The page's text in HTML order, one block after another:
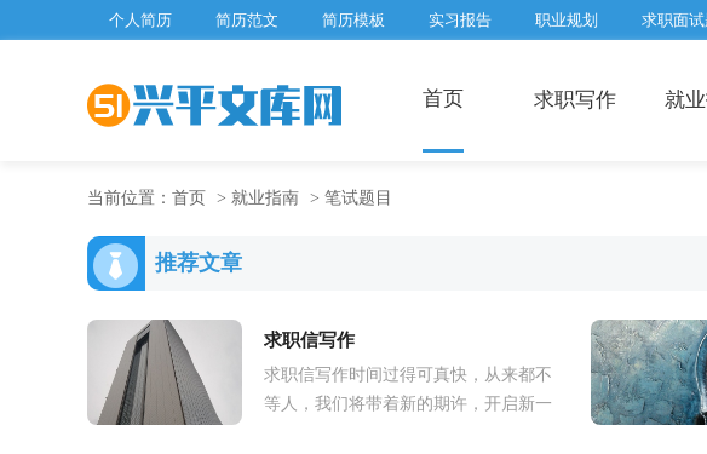
个人简历 简历范文 简历模板 实习报告 职业规划 求职面试
首页 求职写作 就
当前位置： 首页 > 就业指南 > 笔试题目
推荐文章
求职信写作
求职信写作时间过得可真快，从来都不
等人，我们将带着新的期许，开启新一